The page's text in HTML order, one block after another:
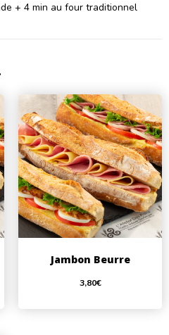
+ 4 min au four traditionnel
Jambon Beurre
3,80€